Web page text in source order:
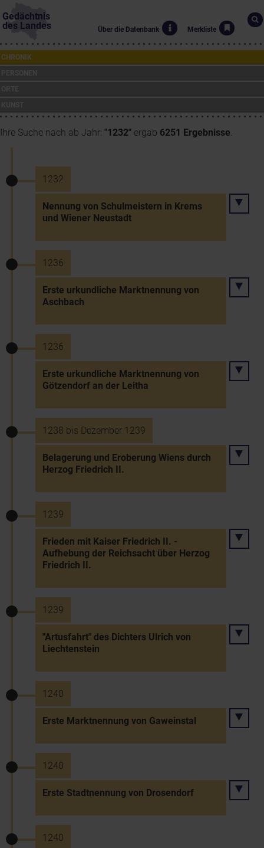
Gedächtnis
des Landes
Über die Datenbank Merkliste
CHRONIK
Ihre Suche nach ab Jahr: "1232" ergab 6251 Ergebnisse.
1232
Nennung von Schulmeistern in Krems
und Wiener Neustadt
1236
Erste urkundliche Marktnennung von
Aschbach
1236
Erste urkundliche Marktnennung von
Götzendorf an der Leitha
1238 bis Dezember 1239
Belagerung und Eroberung Wiens durch
Herzog Friedrich II.
1239
Frieden mit Kaiser Friedrich II. -
Aufhebung der Reichsacht über Herzog
Friedrich II.
1239
"Artusfahrt" des Dichters Ulrich von
Liechtenstein
1240
Erste Marktnennung von Gaweinstal
1240
Erste Stadtnennung von Drosendorf
1240